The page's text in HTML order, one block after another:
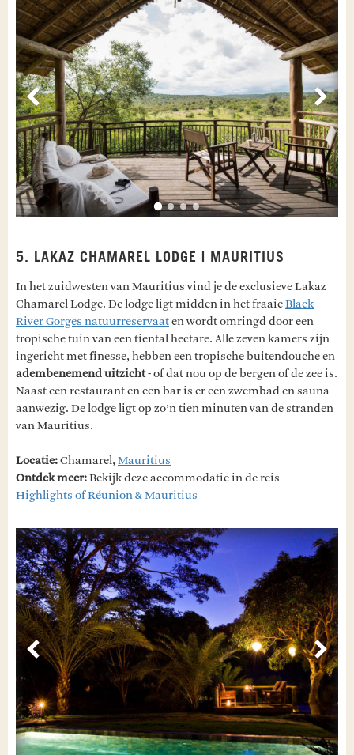
Vorige
5. LAKAZ CHAMAREL LODGE | MAURITIUS
In het zuidwesten van Mauritius vind je de exclusieve Lakaz
Chamarel Lodge. De lodge ligt midden in het fraaieBlack
River Gorges natuurreservaaten wordt omringd door een
tropische tuin van een tiental hectare. Alle zeven kamers zijn
ingericht met finesse, hebben een tropische buitendouche en
adembenemend uitzicht- of dat nou op de bergen of de zee is.
Naast een restaurant en een bar is er een zwembad en sauna
aanwezig. De lodge ligt op zo’n tien minuten van de stranden
van Mauritius.
Locatie:Chamarel, Mauritius
Ontdek meer:Bekijk deze accommodatie in de reis
Highlights of Réunion & Mauritius
Vorige